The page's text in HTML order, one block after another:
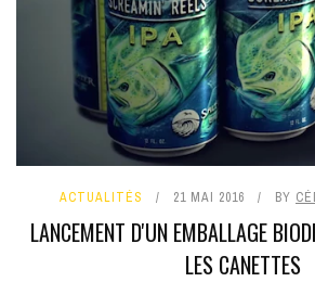
ACTUALITÉS 21 MAI 2016 BY
LANCEMENT D'UN EMBALLAGE
LES CANETTES